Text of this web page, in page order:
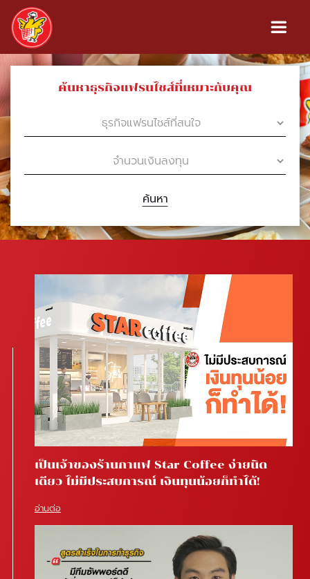
ค้นหาธุรกิจแฟรนไชส์ที่เหมาะกับคุณ
ค้นหา
เป็นเจ้าของร้านกาแฟ Star Coffee ง่ายนิด
เดียว ไม่มีประสบการณ์ เงินทุนน้อยก็ทำได้!
อ่านต่อ